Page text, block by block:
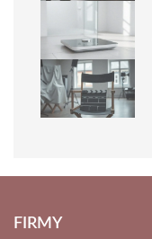
FIRMY